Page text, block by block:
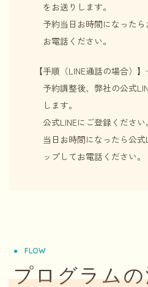
をお送りします。
予約当日お時間になった
お電話ください。
【手順（LINE通話の場合）】
予約調整後、弊社の公式
します。
公式LINEにご登録ください。
当日お時間になったら公
ップしてお電話ください。
FLOW
プログラム